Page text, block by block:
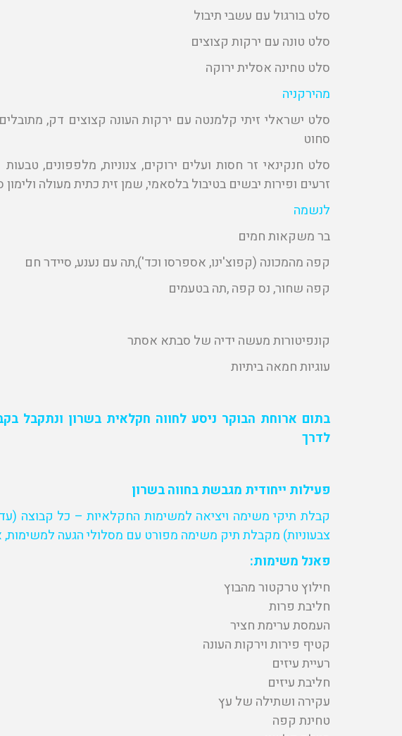
סלט בורגול עם עשבי תיבול
סלט טונה עם ירקות קצוצים
סלט טחינה אסלית ירוקה
מהירקניה
סלט ישראלי זיתי קלמנטה עם ירקות העונה קצוצים דק,
סחוט
סלט חנקינאי זר חסות ועלים ירוקים, צנוניות, מלפפונים,
זרעים ופירות יבשים בטיבול בלסאמי, שמן זית כתית מעולה ולימון
לנשמה
בר משקאות חמים
קפה מהמכונה (קפוצ'ינו, אספרסו וכד'),תה עם נענע, סיידר חם
קפה שחור, נס קפה ,תה בטעמים
קונפיטורות מעשה ידיה של סבתא אסתר
עוגיות חמאה ביתיות
בתום ארוחת הבוקר ניסע לחווה חקלאית בשרון ונתקבל
לדרך
פעילות ייחודית מגבשת בחווה בשרון
צבעוניות) מקבלת תיק משימה מפורט עם מסלולי הגעה למשימות,
פאנל משימות:
חילוץ טרקטור מהבוץ
חליבת פרות
העמסת ערימת חציר
קטיף פירות וירקות העונה
רעיית עיזים
חליבת עיזים
עקירה ושתילה של עץ
טחינת קפה